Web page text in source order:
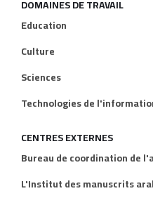
DOMAINES DE TRAVAIL
Education
Culture
Sciences
Technologies de
CENTRES EXTERNES
Bureau de coordination de
L'Institut des manuscrits